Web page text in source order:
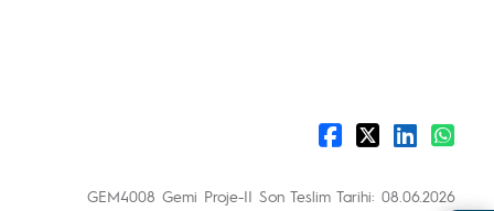
GEM4008 Gemi Proje-II Son Teslim Tarihi: 08.06.2026